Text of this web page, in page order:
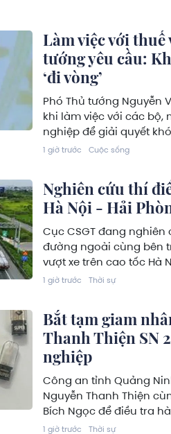
Làm việc với
tướng yêu cầu:
‘đi vòng’
Phó Thủ tướng Nguyễn
khi làm việc với các bộ,
nghiệp để giải quyết
vực thuế và hải quan,
1 giờ trước Cuộc sống
Nghiên cứu thí
Hà Nội - Hải
Cục CSGT đang
đường ngoài cùng bên
vượt xe trên cao tốc Hà
Cao Bồ.
1 giờ trước Thời sự
Bắt tạm giam
Thanh Thiện SN
nghiệp
Công an tỉnh Quảng
Nguyễn Thanh Thiện
Bích Ngọc để điều tra
dụng trái phép chất ma
1 giờ trước Thời sự